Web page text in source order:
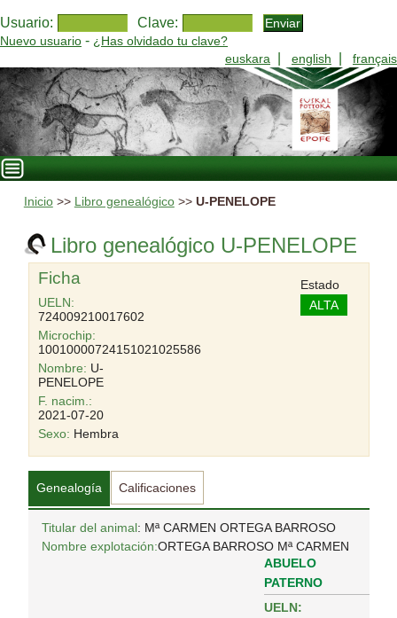
Usuario: Clave:
Nuevo usuario - ¿Has olvidado tu clave?
euskara
english français
Inicio>> Libro genealógico>> U-PENELOPE
Libro genealógico U-PENELOPE
Ficha
UELN:
724009210017602
Microchip:
10010000724151021025586
Nombre: U-
PENELOPE
F. nacim.:
2021-07-20
Sexo: Hembra
Estado
ALTA
Genealogía Calificaciones
Titular del animal: Mª CARMEN ORTEGA BARROSO
Nombre explotación:ORTEGA BARROSO Mª CARMEN
ABUELO
PATERNO
UELN: